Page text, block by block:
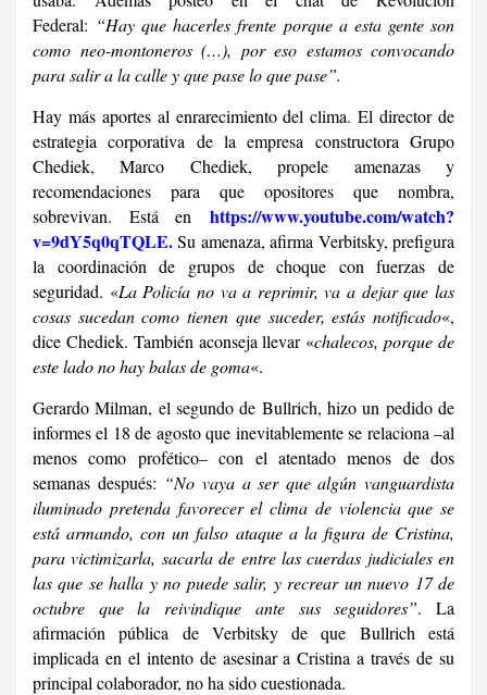
Federal: “Hay que hacerles frente porque a esta gente son
como neo-montoneros (…), por eso estamos convocando
para salir a la calle y que pase lo que pase”.
Hay más aportes al enrarecimiento del clima. El director de
estrategia corporativa de la empresa constructora Grupo
Chediek, Marco Chediek, propele amenazas y
recomendaciones para que opositores que nombra,
sobrevivan. Está en https://www.youtube.com/watch?
v=9dY5q0qTQLE.Su amenaza, afirma Verbitsky, prefigura
la coordinación de grupos de choque con fuerzas de
seguridad. «La Policía no va a reprimir, va a dejar que las
cosas sucedan como tienen que suceder, estás notificado«,
dice Chediek. También aconseja llevar «chalecos, porque de
este lado no hay balas de goma«.
Gerardo Milman, el segundo de Bullrich, hizo un pedido de
informes el 18 de agosto que inevitablemente se relaciona –al
menos como profético– con el atentado menos de dos
semanas después: “No vaya a ser que algún vanguardista
iluminado pretenda favorecer el clima de violencia que se
está armando, con un falso ataque a la figura de Cristina,
para victimizarla, sacarla de entre las cuerdas judiciales en
las que se halla y no puede salir, y recrear un nuevo 17 de
octubre que la reivindique ante sus seguidores”. La
afirmación pública de Verbitsky de que Bullrich está
implicada en el intento de asesinar a Cristina a través de su
principal colaborador, no ha sido cuestionada.